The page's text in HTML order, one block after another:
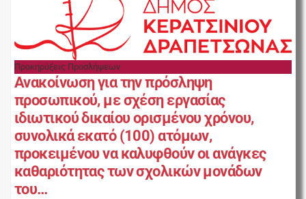
Προκηρύξεις Προσλήψεων
Ανακοίνωση για την πρόσληψη
προσωπικού, με σχέση εργασίας
ιδιωτικού δικαίου ορισμένου χρόνου,
συνολικά εκατό (100) ατόμων,
προκειμένου να καλυφθούν οι ανάγκες
καθαριότητας των σχολικών μονάδων
του…